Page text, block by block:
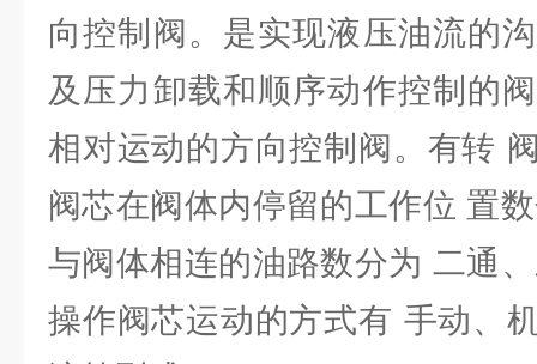
向控制阀。是实现液压油流的
及压力卸载和顺序动作控制的
相对运动的方向控制阀。有转
阀芯在阀体内停留的工作位 置
与阀体相连的油路数分为 二通
操作阀芯运动的方式有 手动、